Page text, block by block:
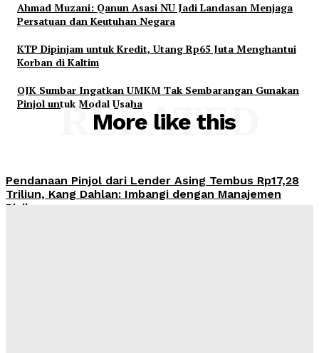
Ahmad Muzani: Qanun Asasi NU Jadi Landasan Menjaga
Persatuan dan Keutuhan Negara
KTP Dipinjam untuk Kredit, Utang Rp65 Juta Menghantui
Korban di Kaltim
OJK Sumbar Ingatkan UMKM Tak Sembarangan Gunakan
Pinjol untuk Modal Usaha
More like this
RELATED
Pendanaan Pinjol dari Lender Asing Tembus Rp17,28
Triliun, Kang Dahlan: Imbangi dengan Manajemen
Risiko